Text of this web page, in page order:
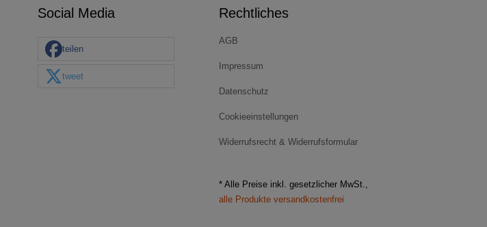
Social Media
teilen
tweet
Rechtliches
AGB
Impressum
Datenschutz
Cookieeinstellungen
Widerrufsrecht & Widerrufsformular
* Alle Preise inkl. gesetzlicher MwSt.,
alle Produkte versandkostenfrei